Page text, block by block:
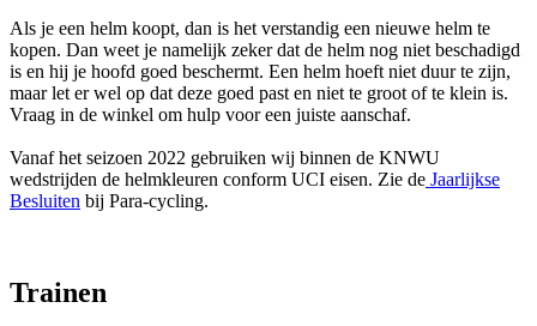
Als je een helm koopt, dan is het verstandig een nieuwe helm te
kopen. Dan weet je namelijk zeker dat de helm nog niet beschadigd
is en hij je hoofd goed beschermt. Een helm hoeft niet duur te zijn,
maar let er wel op dat deze goed past en niet te groot of te klein is.
Vraag in de winkel om hulp voor een juiste aanschaf.
Vanaf het seizoen 2022 gebruiken wij binnen de KNWU
wedstrijden de helmkleuren conform UCI eisen. Zie de Jaarlijkse
Besluiten bij Para-cycling.
Trainen